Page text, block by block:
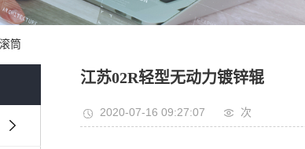
筒
江苏02R轻型无动力镀锌辊
2020-07-16 09:27:07 次